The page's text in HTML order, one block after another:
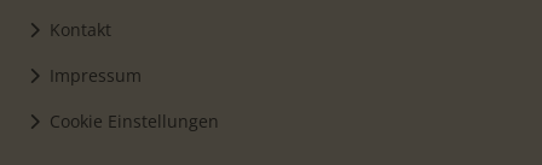
Kontakt
Impressum
Cookie Einstellungen